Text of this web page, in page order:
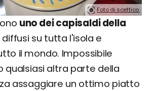
Foto di scettico.
uno dei capisaldi della
diffusi su tutta l'isola e
il mondo. Impossibile
qualsiasi altra parte della
assaggiare un ottimo piatto